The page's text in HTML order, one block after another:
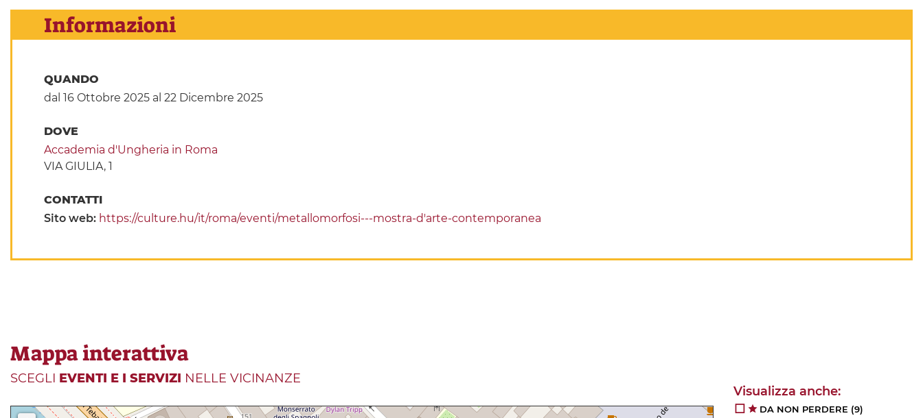
Informazioni
QUANDO
dal 16 Ottobre 2025al 22 Dicembre 2025
DOVE
Accademia d'Ungheria in Roma
VIA GIULIA, 1
CONTATTI
Sito web: https://culture.hu/it/roma/eventi/metallomorfosi---mostra-d'arte-contemporanea
Mappa interattiva
SCEGLI EVENTI E I SERVIZI NELLE VICINANZE
DA NON PERDERE (9)